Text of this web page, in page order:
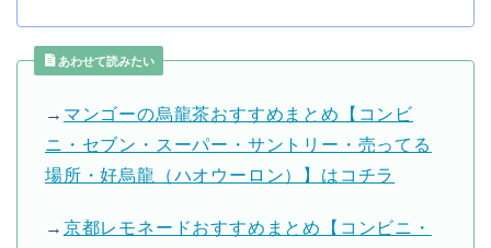
あわせて読みたい
→ マンゴーの烏龍茶おすすめまとめ【コンビ
ニ・セブン・スーパー・サントリー・売ってる
場所・好烏龍（ハオウーロン）】はコチラ
→ 京都レモネードおすすめまとめ【コンビニ・